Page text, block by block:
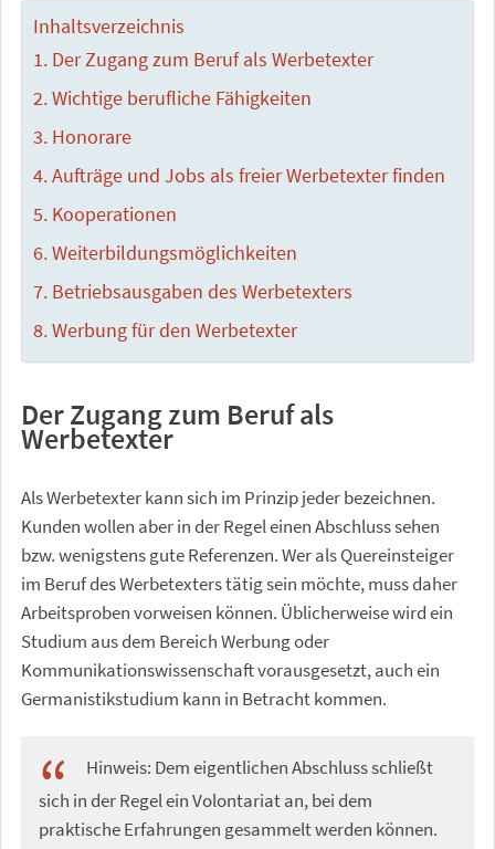
Inhaltsverzeichnis
Der Zugang zum Beruf als Werbetexter
Wichtige berufliche Fähigkeiten
Honorare
Aufträge und Jobs als freier Werbetexter finden
Kooperationen
Weiterbildungsmöglichkeiten
Betriebsausgaben des Werbetexters
Werbung für den Werbetexter
Der Zugang zum Beruf als
Werbetexter
Als Werbetexter kann sich im Prinzip jeder bezeichnen.
Kunden wollen aber in der Regel einen Abschluss sehen
bzw. wenigstens gute Referenzen. Wer als Quereinsteiger
im Beruf des Werbetexters tätig sein möchte, muss daher
Arbeitsproben vorweisen können. Üblicherweise wird ein
Studium aus dem Bereich Werbung oder
Kommunikationswissenschaft vorausgesetzt, auch ein
Germanistikstudium kann in Betracht kommen.
Hinweis: Dem eigentlichen Abschluss schließt
sich in der Regel ein Volontariat an, bei dem
praktische Erfahrungen gesammelt werden können.